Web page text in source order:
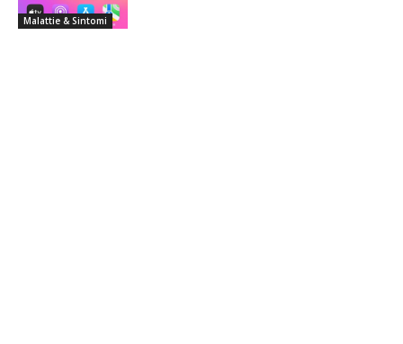
Malattie & Sintomi